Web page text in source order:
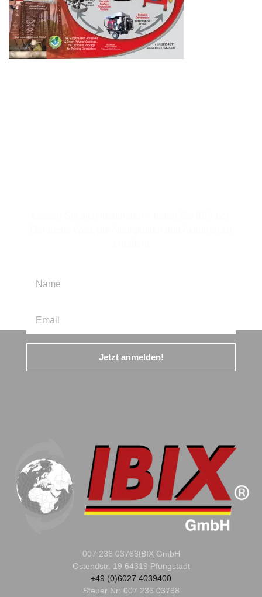
Jetzt anmelden!
007 236 03768IBIX GmbH
Ostendstr. 19 64319 Pfungstadt
+49 (0)6027 4039400
Steuer Nr: 007 236 03768